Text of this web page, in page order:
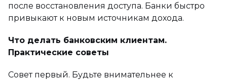
после восстановления доступа. Банки быстро
привыкают к новым источникам дохода.
Что делать банковским клиентам.
Практические советы
Совет первый. Будьте внимательнее к